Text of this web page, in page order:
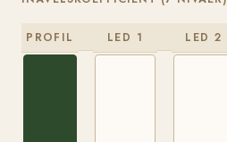
PROFIL LED 1 LED 2